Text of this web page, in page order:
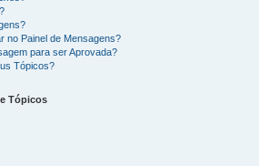
no Painel de Mensagens?
para ser Aprovada?
Tópicos?
Tópicos